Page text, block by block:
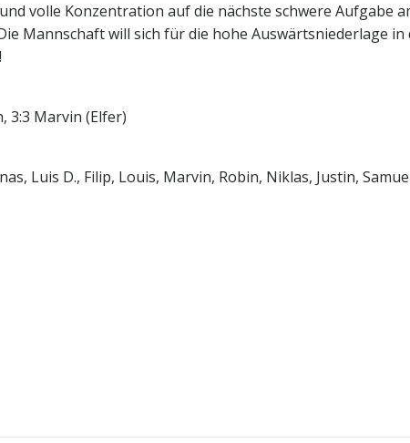
volle Konzentration auf die nächste schwere Aufgabe
Mannschaft will sich für die hohe Auswärtsniederlage
3:3 Marvin (Elfer)
Luis D., Filip, Louis, Marvin, Robin, Niklas, Justin,